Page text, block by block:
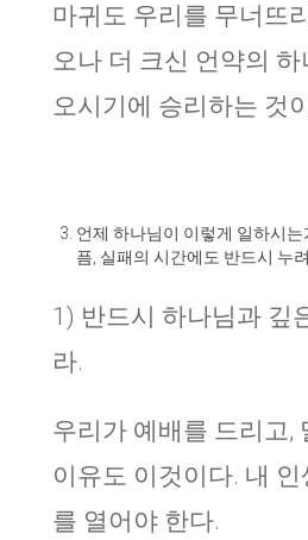
마귀도 우리를 무너뜨
오나 더 크신 언약의
오시기에 승리하는 것
언제 하나님이 이렇게 일하시는
픔, 실패의 시간에도 반드시 누
1) 반드시 하나님과 깊
라.
우리가 예배를 드리고,
이유도 이것이다. 내
를 열어야 한다.